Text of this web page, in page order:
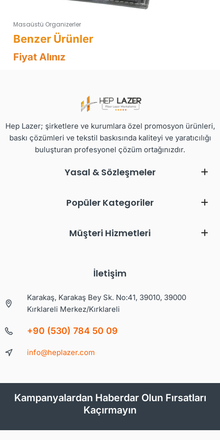
Masaüstü Organizerler
Fiyat Alınız
Hep Lazer; şirketlere ve kurumlara özel promosyon ürünleri,
baskı çözümleri ve tekstil baskısında kaliteyi ve yaratıcılığı
buluşturan profesyonel çözüm ortağınızdır.
Yasal & Sözleşmeler
Popüler Kategoriler
Müşteri Hizmetleri
İletişim
Karakaş, Karakaş Bey Sk. No:41, 39010, 39000
Kırklareli Merkez/Kırklareli
+90 (530) 784 50 09
info@heplazer.com
Kampanyalardan Haberdar Olun Fırsatları
Kaçırmayın